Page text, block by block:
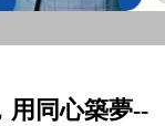
用同心築夢--